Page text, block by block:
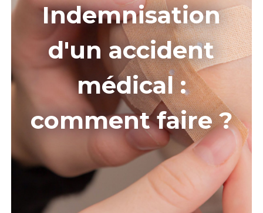
Indemnisation
d'un accident
médical :
comment faire ?